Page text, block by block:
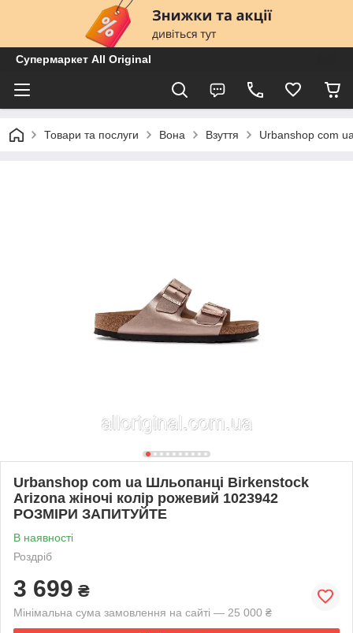
Супермаркет All Original
Товари та послуги Вона Взуття Urbanshop com
Urbanshop com ua Шльопанці Birkenstock
Arizona жіночі колір рожевий 1023942
РОЗМІРИ ЗАПИТУЙТЕ
В наявності
Роздріб
3 699 ₴
Мінімальна сума замовлення на сайті — 25 000 ₴